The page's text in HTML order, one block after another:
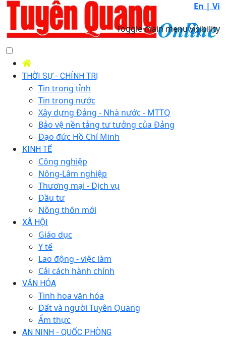
En | Vi
Toggle main menu visibility
THỜI SỰ - CHÍNH TRỊ
Tin trong tỉnh
Tin trong nước
Xây dựng Đảng - Nhà nước - MTTQ
Bảo vệ nền tảng tư tưởng của Đảng
Đạo đức Hồ Chí Minh
KINH TẾ
Công nghiệp
Nông-Lâm nghiệp
Thương mại - Dịch vụ
Đầu tư
Nông thôn mới
XÃ HỘI
Giáo dục
Y tế
Lao động - việc làm
Cải cách hành chính
VĂN HÓA
Tinh hoa văn hóa
Đất và người Tuyên Quang
Ẩm thực
AN NINH - QUỐC PHÒNG